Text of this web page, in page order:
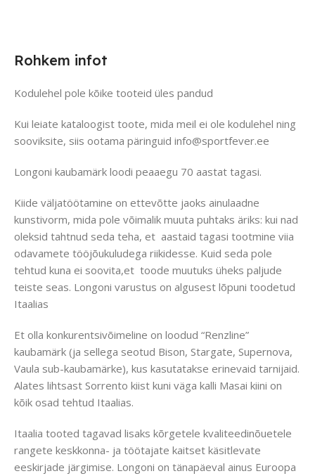
Rohkem infot
Kodulehel pole kõike tooteid üles pandud
Kui leiate kataloogist toote, mida meil ei ole kodulehel ning
sooviksite, siis ootama päringuid info@sportfever.ee
Longoni kaubamärk loodi peaaegu 70 aastat tagasi.
Kiide väljatöötamine on ettevõtte jaoks ainulaadne
kunstivorm, mida pole võimalik muuta puhtaks äriks: kui nad
oleksid tahtnud seda teha, et aastaid tagasi tootmine viia
odavamete tööjõukuludega riikidesse. Kuid seda pole
tehtud kuna ei soovita,et toode muutuks üheks paljude
teiste seas. Longoni varustus on algusest lõpuni toodetud
Itaalias
Et olla konkurentsivõimeline on loodud “Renzline”
kaubamärk (ja sellega seotud Bison, Stargate, Supernova,
Vaula sub-kaubamärke), kus kasutatakse erinevaid tarnijaid.
Alates lihtsast Sorrento kiist kuni väga kalli Masai kiini on
kõik osad tehtud Itaalias.
Itaalia tooted tagavad lisaks kõrgetele kvaliteedinõuetele
rangete keskkonna- ja töötajate kaitset käsitlevate
eeskirjade järgimise. Longoni on tänapäeval ainus Euroopa